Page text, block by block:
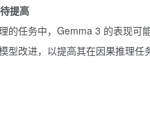
提高
的任务中，Gemma 3 的表现可能
型改进，以提高其在因果推理任